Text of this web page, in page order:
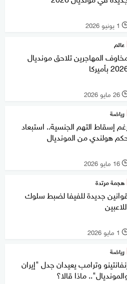
1 يونيو 2026
عالم
المهاجرين تلاحق مونديال
بأميركا
26 مايو 2026
رياضة
إسقاط التهم الجنسية.. استبعاد
هولندي من المونديال
16 مايو 2026
هجمة مرتدة
جديدة للفيفا لضبط سلوك
1 مايو 2026
رياضة
وترامب يعيدان جدل "إيران
ماذا قالا؟